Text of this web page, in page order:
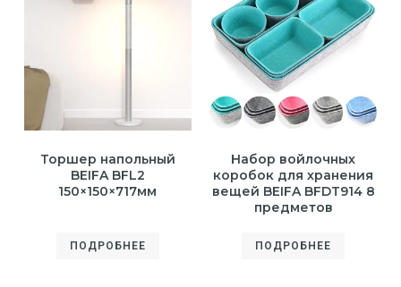
Торшер напольный
BEIFA BFL2
150×150×717мм
ПОДРОБНЕЕ
Набор войлочных
коробок для хранения
вещей BEIFA BFDT914 8
предметов
ПОДРОБНЕЕ